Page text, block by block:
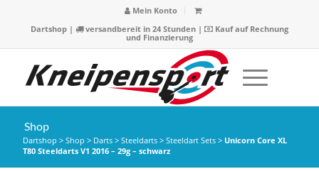
Mein Konto
Dartshop| versandbereit in 24 Stunden |
Kauf auf Rechnung
und Finanzierung
Shop
Dartshop > Shop > Darts> Steeldarts> Steeldart Sets> Unicorn Core XL
T80 Steeldarts V1 2016 – 29g – schwarz